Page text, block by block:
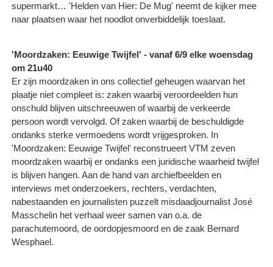
supermarkt… 'Helden van Hier: De Mug' neemt de kijker mee
naar plaatsen waar het noodlot onverbiddelijk toeslaat.
'Moordzaken: Eeuwige Twijfel' - vanaf 6/9 elke woensdag
om 21u40
Er zijn moordzaken in ons collectief geheugen waarvan het
plaatje niet compleet is: zaken waarbij veroordeelden hun
onschuld blijven uitschreeuwen of waarbij de verkeerde
persoon wordt vervolgd. Of zaken waarbij de beschuldigde
ondanks sterke vermoedens wordt vrijgesproken. In
'Moordzaken: Eeuwige Twijfel' reconstrueert VTM zeven
moordzaken waarbij er ondanks een juridische waarheid twijfel
is blijven hangen. Aan de hand van archiefbeelden en
interviews met onderzoekers, rechters, verdachten,
nabestaanden en journalisten puzzelt misdaadjournalist José
Masschelin het verhaal weer samen van o.a. de
parachutemoord, de oordopjesmoord en de zaak Bernard
Wesphael.